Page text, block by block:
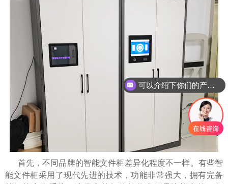
首先，不同品牌的智能文件柜差异化程度不一样。有些智
能文件柜采用了现代先进的技术，功能非常强大，拥有完备
可以介绍下你们的产品么